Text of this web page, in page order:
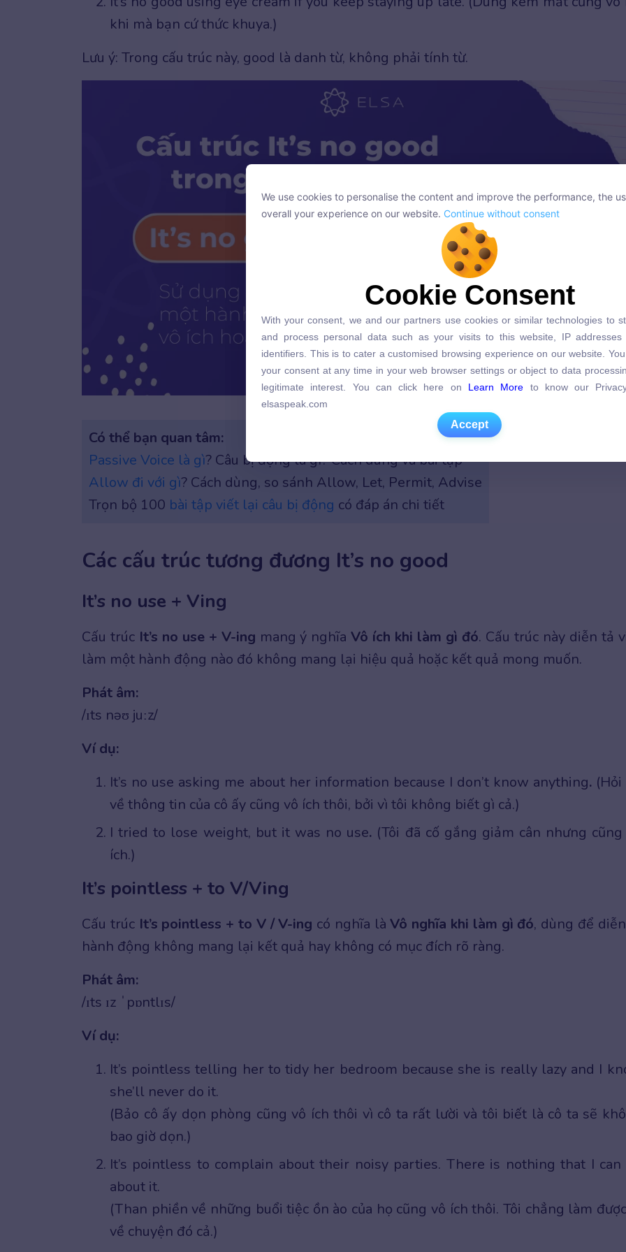
khi mà bạn cứ thức khuya.)
Lưu ý: Trong cấu trúc này, good là danh từ, không phải tính từ.
Cấu trúc của It’s not good trong tiếng Anh
Có thể bạn quan tâm:
Passive Voice là gì? Câu bị động là gì? Cách dùng và bài tập
Allow đi với gì? Cách dùng, so sánh Allow, Let, Permit, Advise
Trọn bộ 100 bài tập viết lại câu bị động có đáp án chi tiết
Các cấu trúc tương đương It’s no good
It’s no use + Ving
Cấu trúc It’s no use + V-ing mang ý nghĩaVô ích khi làm gì đó. Cấu trúc này diễn tả
làm một hành động nào đó không mang lại hiệu quả hoặc kết quả mong muốn.
Phát âm:
/ɪts nəʊ juːz/
Ví dụ:
It’s no use asking me about her information because I don’t know anything.
về thông tin của cô ấy cũng vô ích thôi, bởi vì tôi không biết gì cả.)
I tried to lose weight, but it was no use. (Tôi đã cố gắng giảm cân nhưng cũng
ích.)
It’s pointless + to V/Ving
Cấu trúc It’s pointless + to V / V-ing có nghĩa làVô nghĩa khi làm gì đó, dùng để
hành động không mang lại kết quả hay không có mục đích rõ ràng.
Phát âm:
/ɪts ɪz ˈpɒntlɪs/
Ví dụ:
It’s pointless telling her to tidy her bedroom because she is really lazy and I
she’ll never do it.
(Bảo cô ấy dọn phòng cũng vô ích thôi vì cô ta rất lười và tôi biết là cô ta sẽ
bao giờ dọn.)
It’s pointless to complain about their noisy parties. There is nothing that I can
about it.
(Than phiền về những buổi tiệc ồn ào của họ cũng vô ích thôi. Tôi chẳng làm
về chuyện đó cả.)
We use cookies to personalise the content and improve the performance, the
overall your experience on our website.
Continue without consent
Cookie Consent
and process personal data such as your visits to this website, IP addresses
identifiers. This is to cater a customised browsing experience on our website. You
your consent at any time in your web browser settings or object to data
legitimate interest. You can click here on
Learn More
to know our
elsaspeak.com
Accept
We use cookies to personalise the content and improve the performance, the
overall your experience on our website. Continue without consent
Cookie Consent
With your consent, we and our partners use cookies or similar technologies to
and process personal data such as your visits to this website, IP addresses
identifiers. This is to cater a customised browsing experience on our website.
your consent at any time in your web browser settings or object to data
legitimate interest. You can click here on Learn More to know our
elsaspeak.com
Accept